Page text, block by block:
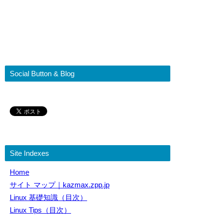
Social Button & Blog
Site Indexes
Home
サイト マップ｜kazmax.zpp.jp
Linux 基礎知識（目次）
Linux Tips（目次）